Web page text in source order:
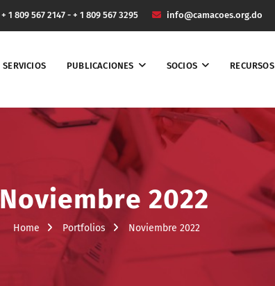
+ 1 809 567 2147 - + 1 809 567 3295 info@camacoes.org.do
SERVICIOS PUBLICACIONES SOCIOS RECURSOS
Noviembre 2022
Home Portfolios Noviembre 2022